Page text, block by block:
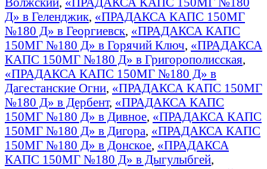
Д» в Геленджик, «ПРАДАКСА КАПС 150МГ
№180 Д» в Георгиевск, «ПРАДАКСА КАПС
150МГ №180 Д» в Горячий Ключ, «ПРАДАКСА
КАПС 150МГ №180 Д» в Григорополисская,
«ПРАДАКСА КАПС 150МГ №180 Д» в
Дагестанские Огни, «ПРАДАКСА КАПС 150МГ
№180 Д» в Дербент, «ПРАДАКСА КАПС
150МГ №180 Д» в Дивное, «ПРАДАКСА КАПС
150МГ №180 Д» в Дигора, «ПРАДАКСА КАПС
150МГ №180 Д» в Донское, «ПРАДАКСА
КАПС 150МГ №180 Д» в Дыгулыбгей,